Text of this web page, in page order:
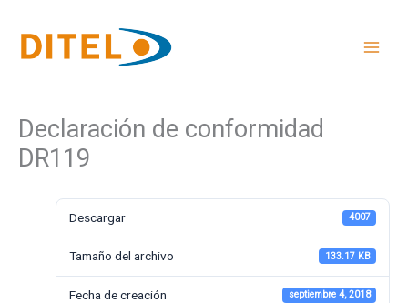
contenido
Declaración de conformidad
DR119
Descargar 4007
Tamaño del archivo 133.17 KB
Fecha de creación septiembre 4, 2018